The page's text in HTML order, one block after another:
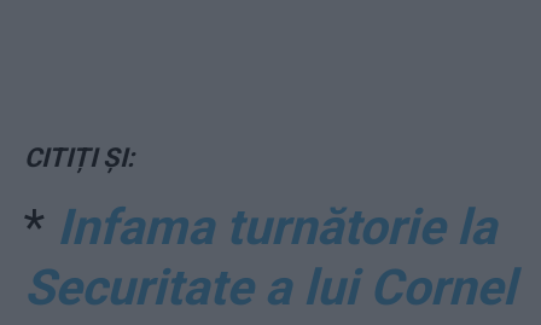
CITIȚI ȘI:
* Infama turnătorie la
Securitate a lui Cornel